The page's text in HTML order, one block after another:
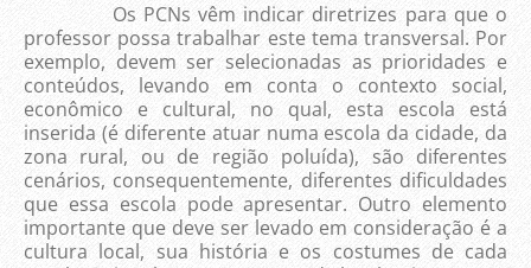
Os PCNs vêm indicar diretrizes para que o
professor possa trabalhar este tema transversal. Por
exemplo, devem ser selecionadas as prioridades e
conteúdos, levando em conta o contexto social,
econômico e cultural, no qual, esta escola está
inserida (é diferente atuar numa escola da cidade, da
zona rural, ou de região poluída), são diferentes
cenários, consequentemente, diferentes dificuldades
que essa escola pode apresentar. Outro elemento
importante que deve ser levado em consideração é a
cultura local, sua história e os costumes de cada